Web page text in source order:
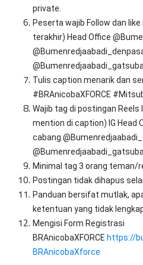
private.
Peserta wajib Follow dan
terakhir) Head Office
Tulis caption menarik dan
#BRAnicobaXFORCE
Wajib tag di postingan
mention di caption) IG Head
cabang
Minimal tag 3 orang teman/
Postingan tidak dihapus
Panduan bersifat mutlak,
ketentuan yang tidak
Mengisi Form Registrasi
BRAnicobaXFORCE https://
BRAnicobaXforce